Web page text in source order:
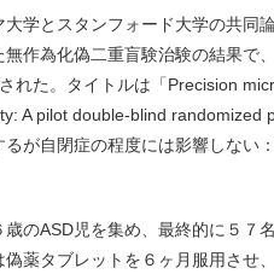
学とスタンフォード大学の共同
作為化偽二重盲験治験の結果で
れた。タイトルは「Precision
A pilot double-blind randomized
が自閉症の程度には影響しない
のASD児を集め、最終的に５７
薬タブレットを６ヶ月服用させ